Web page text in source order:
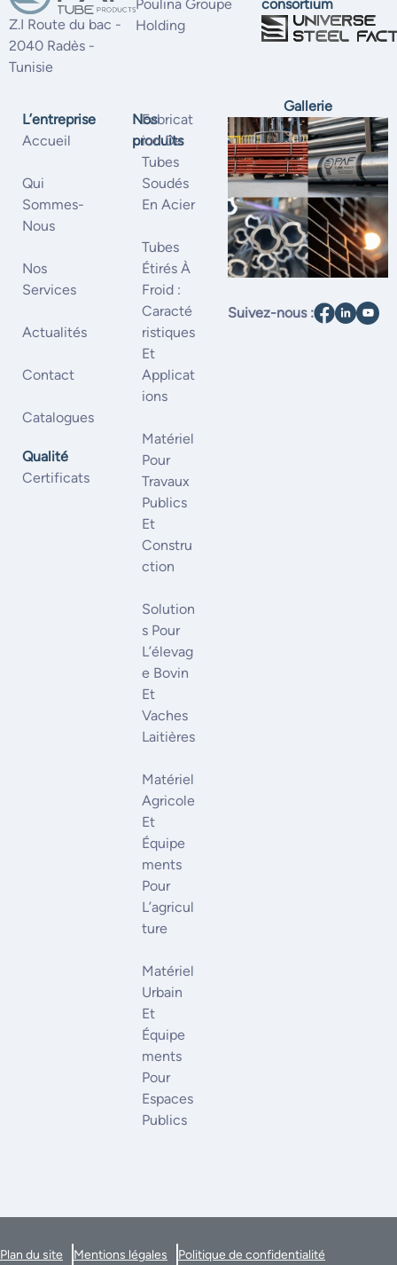
Z.I Route du bac -
2040 Radès -
Tunisie
Poulina Groupe
Holding
consortium
L’entreprise
Accueil
Qui
Sommes-
Nous
Nos
Services
Actualités
Contact
Catalogues
Qualité
Certificats
Nos
produits
Fabricat
Ion De
Tubes
Soudés
En Acier
Tubes
Étirés À
Froid :
Caracté
Ristiques
Et
Applicat
Ions
Matériel
Pour
Travaux
Publics
Et
Constru
Ction
Solution
S Pour
L’élevag
E Bovin
Et
Vaches
Laitières
Matériel
Agricole
Et
Équipe
Ments
Pour
L’agricul
Ture
Matériel
Urbain
Et
Équipe
Ments
Pour
Espaces
Publics
Gallerie
Suivez-nous :
Plan du site Mentions légales Politique de confidentialité